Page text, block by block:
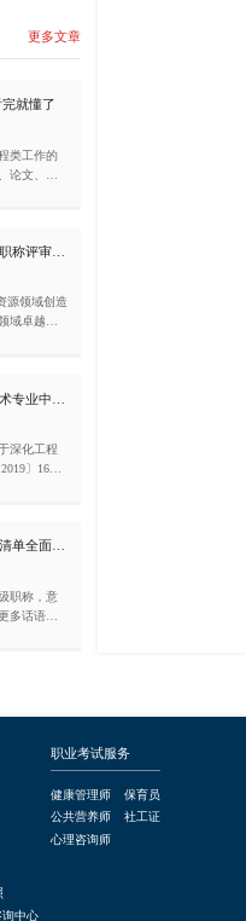
更多文章
就懂了
类工作的
论文、学
2026年度上海市工程系列规划资源专业高级职称评审条件
源领域创造
域卓越工
职称评审
深化工程
〕16
技术专业
职称，意
多话语
职业考试服务
健康管理师
保育员
公共营养师
社工证
心理咨询师
询中心